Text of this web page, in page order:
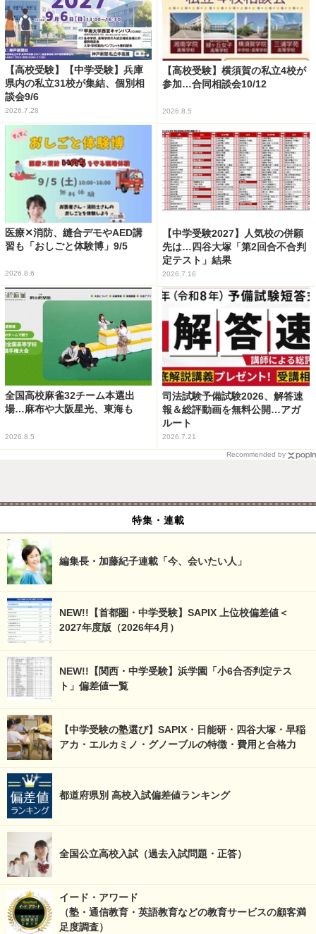
【高校受験】【中学受験】兵庫
県内の私立31校が集結、個別相
談会9/6
2026.7.28
【高校受験】横須賀の私立4校が
参加…合同相談会10/12
2026.8.5
医療✕消防、縫合デモやAED講
習も「おしごと体験博」9/5
2026.8.6
【中学受験2027】人気校の併願
先は…四谷大塚「第2回合不合判
定テスト」結果
2026.7.16
全国高校麻雀32チーム本選出
場…麻布や大阪星光、東海も
2026.8.5
司法試験予備試験2026、解答速
報＆総評動画を無料公開…アガ
ルート
2026.7.21
Recommended by
特集・連載
編集長・加藤紀子連載「今、会いたい人」
NEW!!【首都圏・中学受験】SAPIX 上位校偏差値＜
2027年度版（2026年4月）
NEW!!【関西・中学受験】浜学園「小6合否判定テス
ト」偏差値一覧
【中学受験の塾選び】SAPIX・日能研・四谷大塚・早稲
アカ・エルカミノ・グノーブルの特徴・費用と合格力
都道府県別 高校入試偏差値ランキング
全国公立高校入試（過去入試問題・正答）
イード・アワード
（塾・通信教育・英語教育などの教育サービスの顧客満
足度調査）